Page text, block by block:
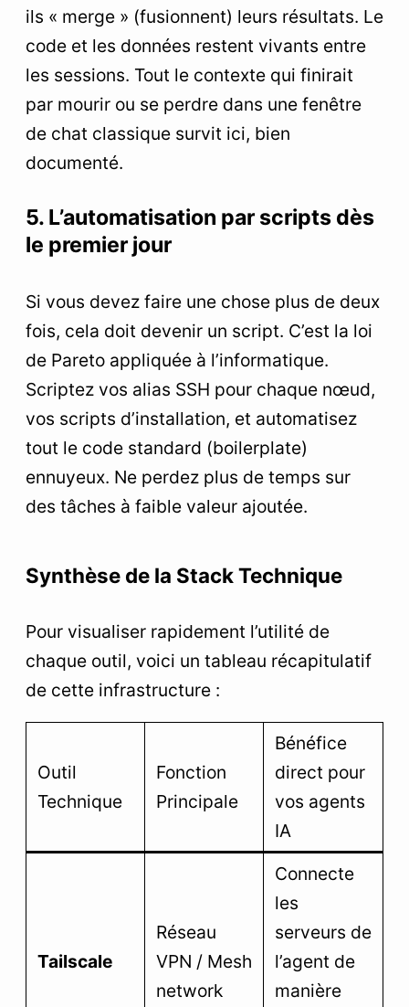
ils « merge » (fusionnent) leurs résultats. Le
code et les données restent vivants entre
les sessions. Tout le contexte qui finirait
par mourir ou se perdre dans une fenêtre
de chat classique survit ici, bien
documenté.
5. L’automatisation par scripts dès
le premier jour
Si vous devez faire une chose plus de deux
fois, cela doit devenir un script. C’est la loi
de Pareto appliquée à l’informatique.
Scriptez vos alias SSH pour chaque nœud,
vos scripts d’installation, et automatisez
tout le code standard (boilerplate)
ennuyeux. Ne perdez plus de temps sur
des tâches à faible valeur ajoutée.
Synthèse de la Stack Technique
Pour visualiser rapidement l’utilité de
chaque outil, voici un tableau récapitulatif
de cette infrastructure :
Outil
Technique
Fonction
Principale
Bénéfice
direct pour
vos agents
IA
Tailscale
Réseau
VPN / Mesh
network
Connecte
les
serveurs de
l’agent de
manière